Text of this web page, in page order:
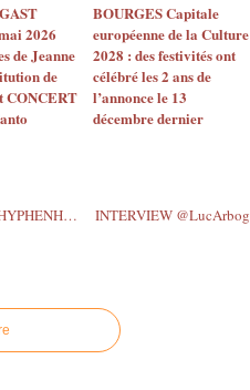
2026
de Jeanne
de
CONCERT
BOURGES Capitale
européenne de la Culture
2028 : des festivités ont
célébré les 2 ans de
l’annonce le 13
décembre dernier
@shellerwilliam Lola Marsh SAGE @HYPHENHYPHEN. 8...